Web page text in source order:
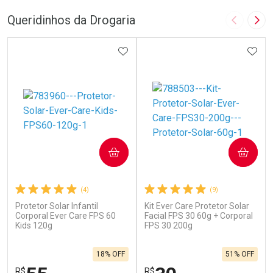
Queridinhos da Drogaria Imagem
(4)
Protetor Solar Infantil
Corporal Ever Care FPS 60
Kids 120g
18% OFF
ADICIONAR AOS FAVORITOS
COMPRAR
(9)
Kit Ever Care Protetor Solar
Facial FPS 30 60g + Corporal
FPS 30 200g
51% OFF
COMPRAR